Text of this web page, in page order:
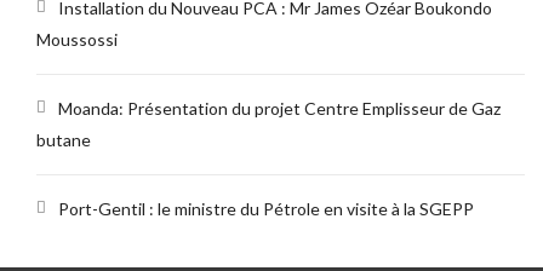
Installation du Nouveau PCA : Mr James Ozéar Boukondo
Moussossi
Moanda: Présentation du projet Centre Emplisseur de Gaz
butane
Port-Gentil : le ministre du Pétrole en visite à la SGEPP